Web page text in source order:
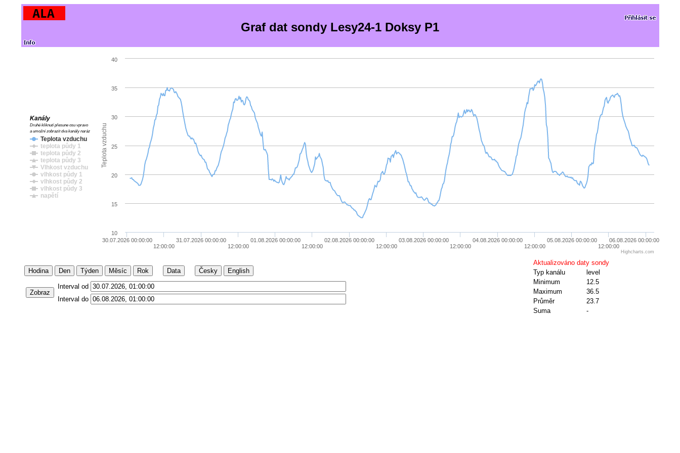
Graf dat sondy Lesy24-1 Doksy P1
Teplota vzduchu
Teplota vzduchu
teplota půdy 1
teplota půdy 2
teplota půdy 3
Vlhkost vzduchu
vlhkost půdy 1
vlhkost půdy 2
vlhkost půdy 3
napětí
Kanály
Druhé kliknutí přesune osu vpravo
a umožní zobrazit dva kanály naráz
30.07.2026 00:00:00
12:00:00
31.07.2026 00:00:00
12:00:00
01.08.2026 00:00:00
12:00:00
02.08.2026 00:00:00
12:00:00
03.08.2026 00:00:00
12:00:00
04.08.2026 00:00:00
12:00:00
05.08.2026 00:00:00
12:00:00
06.08.2026 00:00:00
10
15
20
25
30
35
40
Highcharts.com
Hodina Den Týden Měsíc Rok Data Česky English
Zobraz
Interval od
Interval do
Aktualizováno daty sondy
Typ kanálu
level
Minimum
12.5
Maximum
36.5
Průměr
23.7
Suma
-